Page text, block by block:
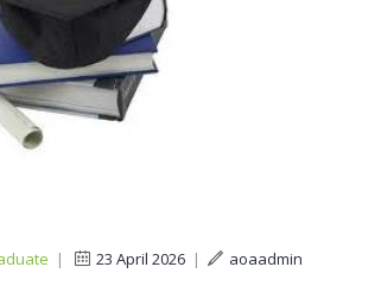
| 23 April 2026 | aoaadmin